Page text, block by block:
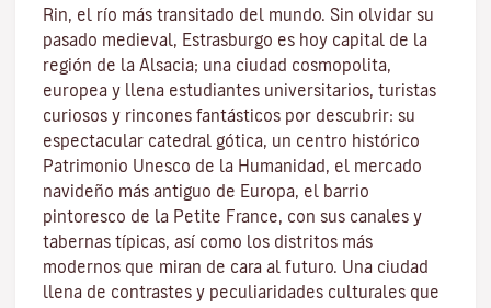
Rin, el río más transitado del mundo. Sin olvidar su
pasado medieval, Estrasburgo es hoy capital de la
región de la Alsacia; una ciudad cosmopolita,
europea y llena estudiantes universitarios, turistas
curiosos y rincones fantásticos por descubrir: su
espectacular catedral gótica, un centro histórico
Patrimonio Unesco de la Humanidad, el mercado
navideño más antiguo de Europa, el barrio
pintoresco de la Petite France, con sus canales y
tabernas típicas, así como los distritos más
modernos que miran de cara al futuro. Una ciudad
llena de contrastes y peculiaridades culturales que